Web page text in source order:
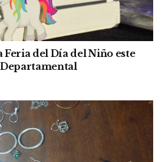
Feria del Día del Niño este
Departamental